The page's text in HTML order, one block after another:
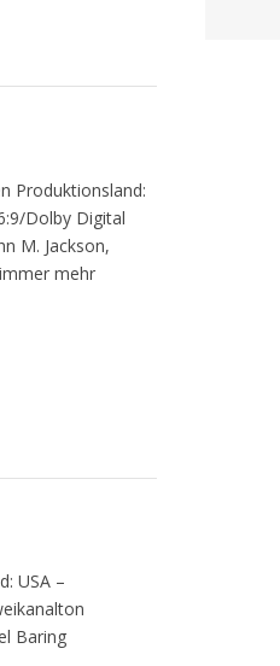
Produktionsland:
Dolby Digital
M. Jackson,
mehr
USA –
Baring